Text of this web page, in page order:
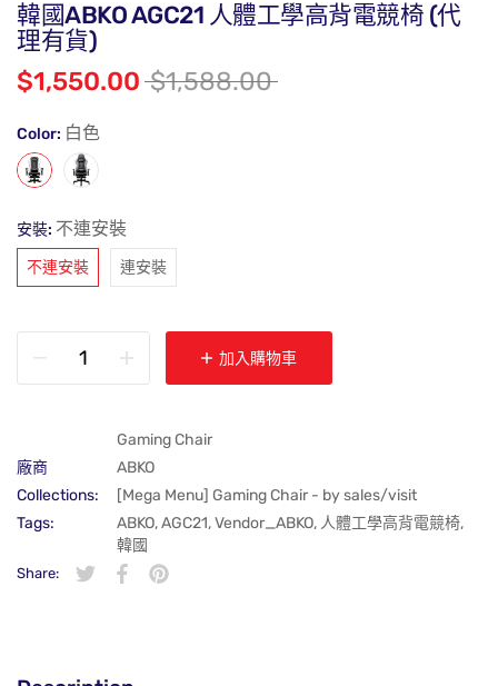
韓國ABKO AGC21 人體工學高背電競椅 (代
理有貨)
$1,550.00 $1,588.00
Color: 白色
安裝: 不連安裝
不連安裝 連安裝
加入購物車
Gaming Chair
廠商
ABKO
Collections:
[Mega Menu] Gaming Chair - by sales/visit
Tags:
ABKO,AGC21,Vendor_ABKO, 人體工學高背電競椅,
韓國
Share:
在 Twitter 上發佈 Twitter 貼文
在新視窗中開啟。
分享至 Facebook
在新視窗中開啟。
在 Pinterest 上發佈 Pin 貼文
在新視窗中開啟。